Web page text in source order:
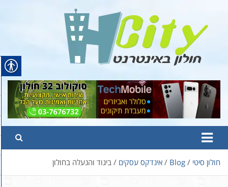
content
Hcity – חולון באינטרנט
פורטל החדשות והמידע של חולון
חולון סיטי Blog אינדקס עסקים ביגוד והנעלה בחולון